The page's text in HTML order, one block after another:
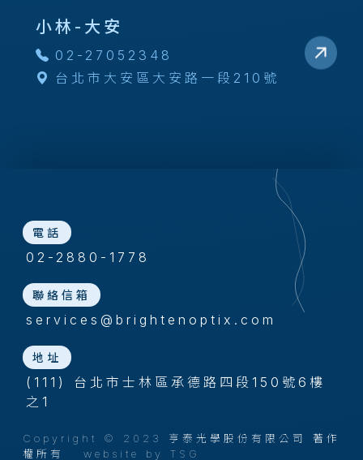
小林-大安
02-27052348
台北市大安區大安路一段210號
電話
02-2880-1778
聯絡信箱
services@brightenoptix.com
地址
(111) 台北市士林區承德路四段150號6樓
之1
Copyright © 2023 亨泰光學股份有限公司 著作
權所有 website by TSG